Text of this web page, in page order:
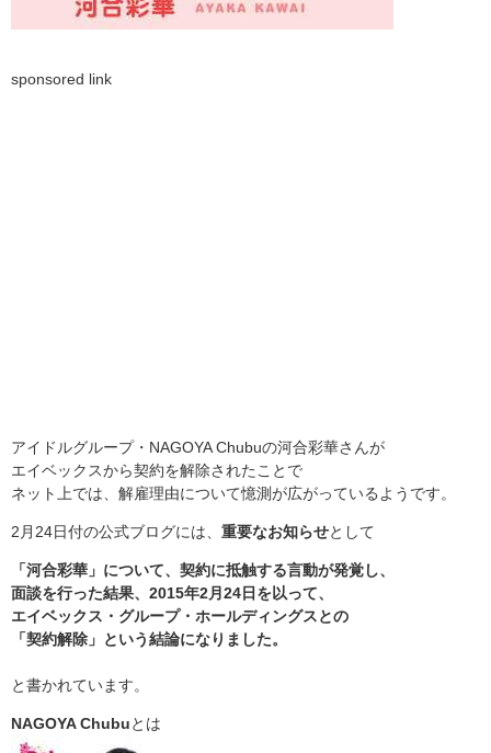
sponsored link
アイドルグループ・NAGOYA Chubuの河合彩華さんが
エイベックスから契約を解除されたことで
ネット上では、解雇理由について憶測が広がっているようです。
2月24日付の公式ブログには、 重要なお知らせとして
「河合彩華」について、契約に抵触する言動が発覚し、
面談を行った結果、2015年2月24日を以って、
エイベックス・グループ・ホールディングスとの
「契約解除」という結論になりました。
と書かれています。
NAGOYA Chubuとは